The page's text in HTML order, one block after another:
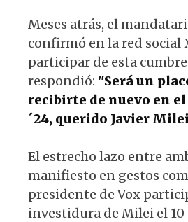
Meses atrás, el
confirmó en la red social
participar de esta cumbre
respondió: "Será un
recibirte de nuevo en el
´24, querido Javier
El estrecho lazo entre
manifiesto en gestos
presidente de Vox
investidura de Milei el 10